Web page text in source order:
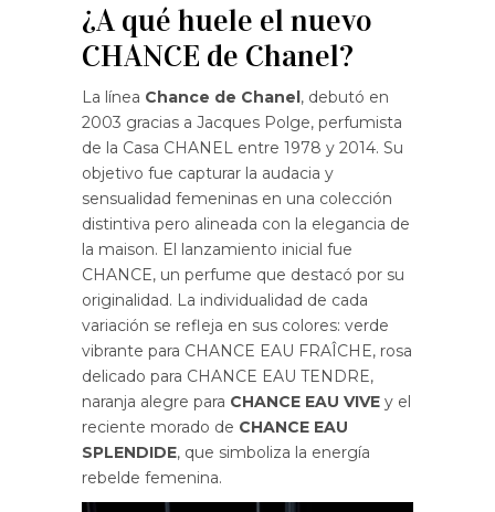
¿A qué huele el nuevo
CHANCE de Chanel?
La línea Chance de Chanel, debutó en
2003 gracias a Jacques Polge, perfumista
de la Casa CHANEL entre 1978 y 2014. Su
objetivo fue capturar la audacia y
sensualidad femeninas en una colección
distintiva pero alineada con la elegancia de
la maison. El lanzamiento inicial fue
CHANCE, un perfume que destacó por su
originalidad. La individualidad de cada
variación se refleja en sus colores: verde
vibrante para CHANCE EAU FRAÎCHE, rosa
delicado para CHANCE EAU TENDRE,
naranja alegre para CHANCE EAU VIVE y el
reciente morado de CHANCE EAU
SPLENDIDE, que simboliza la energía
rebelde femenina.